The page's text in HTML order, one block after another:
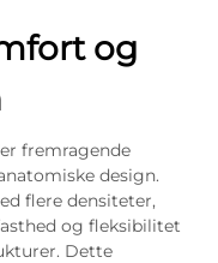
og
fremragende
design.
flere densiteter,
og fleksibilitet
Dette